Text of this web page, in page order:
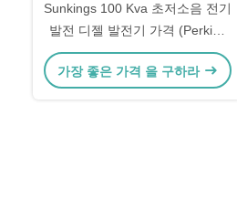
Sunkings 100 Kva 초저소음 전기
발전 디젤 발전기 가격 (Perkins
용 수냉식 시스템 포함)
가장 좋은 가격 을 구하라